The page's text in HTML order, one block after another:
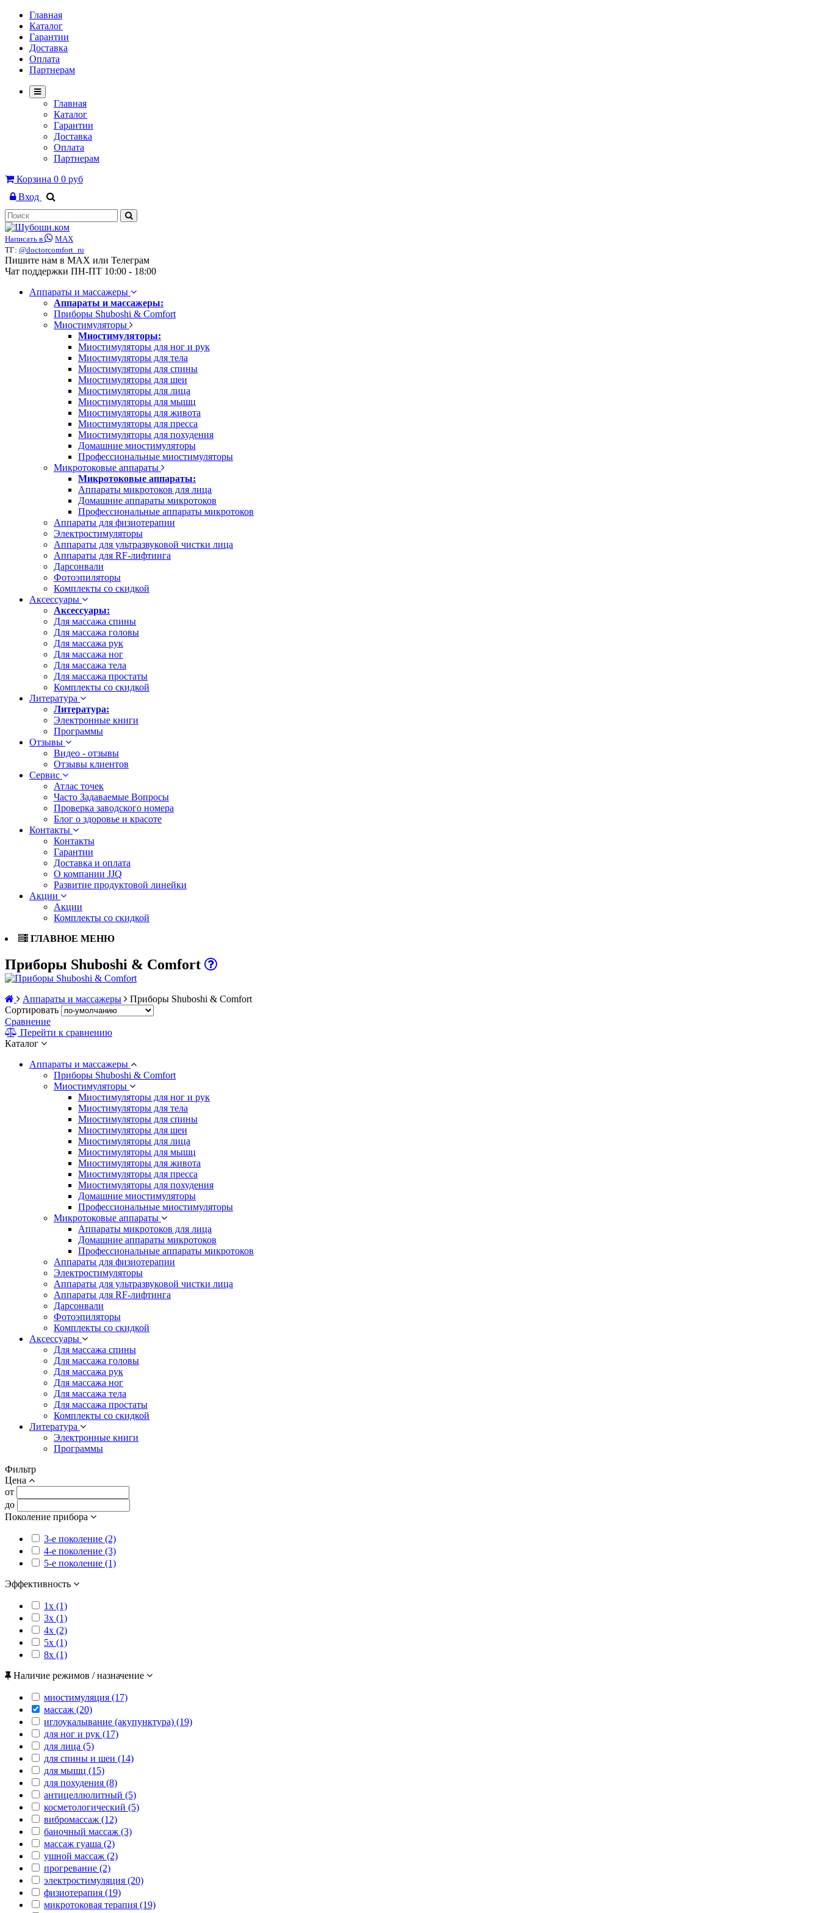
Главная
Каталог
Гарантии
Доставка
Оплата
Партнерам
Главная
Каталог
Гарантии
Доставка
Оплата
Партнерам
Корзина 0 0 руб
Вход
Написать в
MAX
ТГ: @doctorcomfort_ru
Пишите нам в MAX или Телеграм
Чат поддержки ПН-ПТ 10:00 - 18:00
Аппараты и массажеры
Аппараты и массажеры:
Приборы Shuboshi & Comfort
Миостимуляторы
Миостимуляторы:
Миостимуляторы для ног и рук
Миостимуляторы для тела
Миостимуляторы для спины
Миостимуляторы для шеи
Миостимуляторы для лица
Миостимуляторы для мышц
Миостимуляторы для живота
Миостимуляторы для пресса
Миостимуляторы для похудения
Домашние миостимуляторы
Профессиональные миостимуляторы
Микротоковые аппараты
Микротоковые аппараты:
Аппараты микротоков для лица
Домашние аппараты микротоков
Профессиональные аппараты микротоков
Аппараты для физиотерапии
Электростимуляторы
Аппараты для ультразвуковой чистки лица
Аппараты для RF-лифтинга
Дарсонвали
Фотоэпиляторы
Комплекты со скидкой
Аксессуары
Аксессуары:
Для массажа спины
Для массажа головы
Для массажа рук
Для массажа ног
Для массажа тела
Для массажа простаты
Комплекты со скидкой
Литература
Литература:
Электронные книги
Программы
Отзывы
Видео - отзывы
Отзывы клиентов
Сервис
Атлас точек
Часто Задаваемые Вопросы
Проверка заводского номера
Блог о здоровье и красоте
Контакты
Контакты
Гарантии
Доставка и оплата
О компании JJQ
Развитие продуктовой линейки
Акции
Акции
Комплекты со скидкой
ГЛАВНОЕ МЕНЮ
Приборы Shuboshi & Comfort
Аппараты и массажеры
Приборы Shuboshi & Comfort
Сортировать
Сравнение
Перейти к сравнению
Каталог
Аппараты и массажеры
Приборы Shuboshi & Comfort
Миостимуляторы
Миостимуляторы для ног и рук
Миостимуляторы для тела
Миостимуляторы для спины
Миостимуляторы для шеи
Миостимуляторы для лица
Миостимуляторы для мышц
Миостимуляторы для живота
Миостимуляторы для пресса
Миостимуляторы для похудения
Домашние миостимуляторы
Профессиональные миостимуляторы
Микротоковые аппараты
Аппараты микротоков для лица
Домашние аппараты микротоков
Профессиональные аппараты микротоков
Аппараты для физиотерапии
Электростимуляторы
Аппараты для ультразвуковой чистки лица
Аппараты для RF-лифтинга
Дарсонвали
Фотоэпиляторы
Комплекты со скидкой
Аксессуары
Для массажа спины
Для массажа головы
Для массажа рук
Для массажа ног
Для массажа тела
Для массажа простаты
Комплекты со скидкой
Литература
Электронные книги
Программы
Фильтр
Цена
от
до
Поколение прибора
3-е поколение (2)
4-е поколение (3)
5-е поколение (1)
Эффективность
1x (1)
3x (1)
4x (2)
5x (1)
8x (1)
Наличие режимов / назначение
миостимуляция (17)
массаж (20)
иглоукалывание (акупунктура) (19)
для ног и рук (17)
для лица (5)
для спины и шеи (14)
для мышц (15)
для похудения (8)
антицеллюлитный (5)
косметологический (5)
вибромассаж (12)
баночный массаж (3)
массаж гуаша (2)
ушной массаж (2)
прогревание (2)
электростимуляция (20)
физиотерапия (19)
микротоковая терапия (19)